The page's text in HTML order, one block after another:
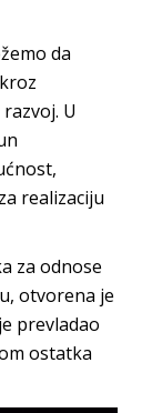
da
U
realizaciju
za odnose
otvorena je
prevladao
ostatka